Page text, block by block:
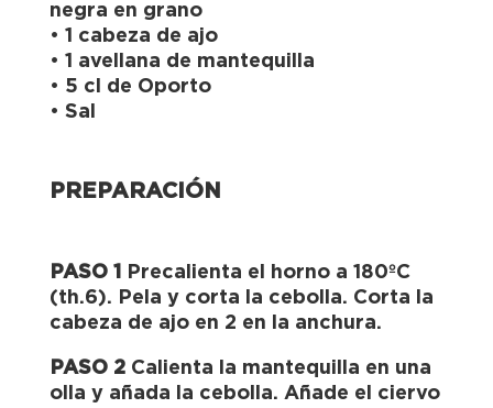
negra en grano
• 1 cabeza de ajo
• 1 avellana de mantequilla
• 5 cl de Oporto
• Sal
PREPARACIÓN
PASO 1
Precalienta el horno a 180ºC
(th.6). Pela y corta la cebolla. Corta la
cabeza de ajo en 2 en la anchura.
PASO 2Calienta la mantequilla en una
olla y añada la cebolla. Añade el ciervo